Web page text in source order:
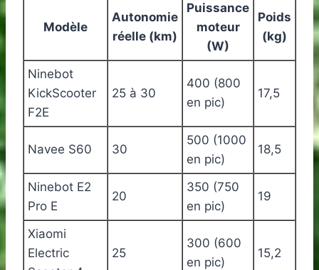
Modèle
Autonomie
réelle (km)
Puissance
moteur
(W)
Poids
(kg)
Ninebot
KickScooter
F2E
25 à 30
400 (800
en pic)
17,5
Navee S60 30
500 (1000
en pic)
18,5
Ninebot E2
Pro E
20
350 (750
en pic)
19
Xiaomi
Electric
25
300 (600
en pic)
15,2